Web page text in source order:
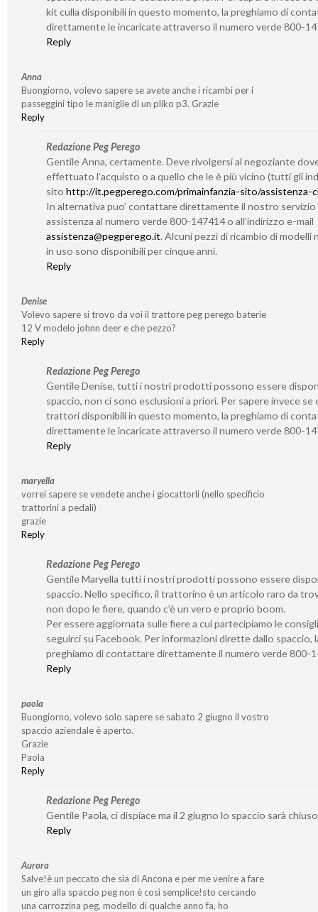
kit culla disponibili in questo momento, la preghiamo di
direttamente le incaricate attraverso il numero verde 800-
Reply
Anna
Buongiorno, volevo sapere se avete anche i ricambi per i
passeggini tipo le maniglie di un pliko p3. Grazie
Reply
Redazione Peg Perego
Gentile Anna, certamente. Deve rivolgersi al negoziante
effettuato l’acquisto o a quello che le è più vicino (tutti gli
sito http://it.pegperego.com/primainfanzia-sito/assistenza-
In alternativa puo’ contattare direttamente il nostro servizio
assistenza al numero verde 800-147414 o all’indirizzo e-mail
assistenza@pegperego.it. Alcuni pezzi di ricambio di modelli
in uso sono disponibili per cinque anni.
Reply
Denise
Volevo sapere si trovo da voi il trattore peg perego baterie
12 V modelo johnn deer e che pezzo?
Reply
Redazione Peg Perego
Gentile Denise, tutti i nostri prodotti possono essere
spaccio, non ci sono esclusioni a priori. Per sapere invece se
trattori disponibili in questo momento, la preghiamo di
direttamente le incaricate attraverso il numero verde 800-
Reply
maryella
vorrei sapere se vendete anche i giocattorli (nello specificio
trattorini a pedali)
grazie
Reply
Redazione Peg Perego
Gentile Maryella tutti i nostri prodotti possono essere
spaccio. Nello specifico, il trattorino è un articolo raro da
non dopo le fiere, quando c’è un vero e proprio boom.
Per essere aggiornata sulle fiere a cui partecipiamo le
seguirci su Facebook. Per informazioni dirette dallo spaccio,
preghiamo di contattare direttamente il numero verde 800-
Reply
paola
Buongiorno, volevo solo sapere se sabato 2 giugno il vostro
spaccio aziendale è aperto.
Grazie
Paola
Reply
Redazione Peg Perego
Gentile Paola, ci dispiace ma il 2 giugno lo spaccio sarà
Reply
Aurora
Salve!è un peccato che sia di Ancona e per me venire a fare
un giro alla spaccio peg non è così semplice!sto cercando
una carrozzina peg, modello di qualche anno fa, ho